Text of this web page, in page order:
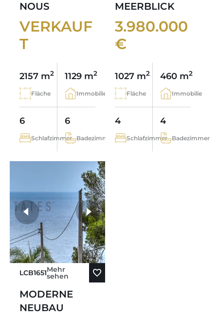
NOUS
VERKAUF
T
2157 m2
Fläche
1129 m2
Immobilie
6
Schlafzimmer
6
Badezimmer
MEERBLICK
3.980.000
€
1027 m2
Fläche
460 m2
Immobilie
4
Schlafzimmer
4
Badezimmer
LCB1651Mehr
sehen
MODERNE
NEUBAU